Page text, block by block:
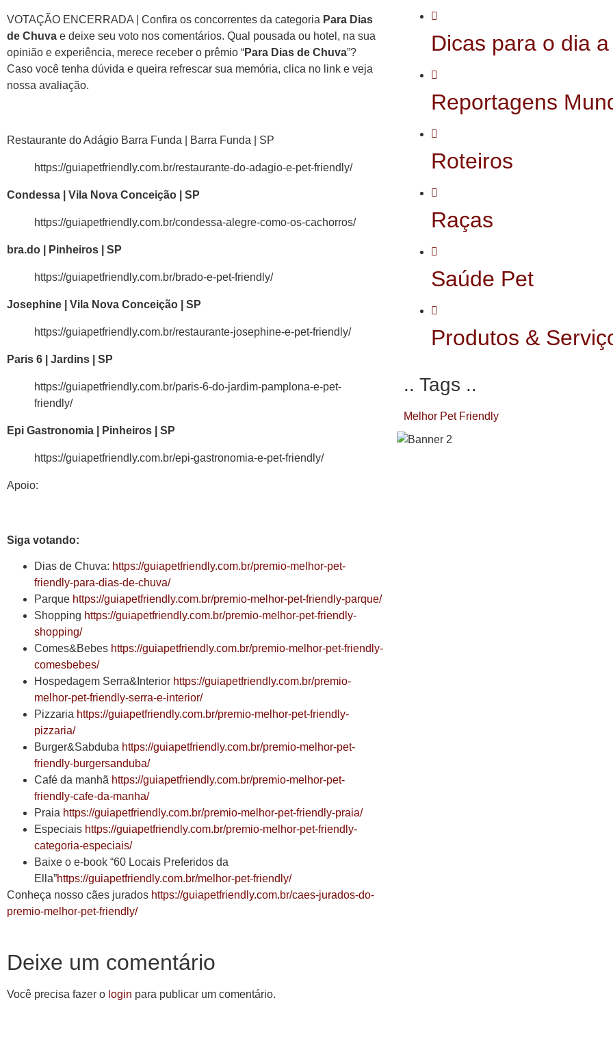
VOTAÇÃO ENCERRADA | Confira os concorrentes da categoria Para Dias
de Chuva e deixe seu voto nos comentários. Qual pousada ou hotel, na sua
opinião e experiência, merece receber o prêmio “Para Dias de Chuva”?
Caso você tenha dúvida e queira refrescar sua memória, clica no link e veja
nossa avaliação.
Restaurante do Adágio Barra Funda | Barra Funda | SP
https://guiapetfriendly.com.br/restaurante-do-adagio-e-pet-friendly/
Condessa | Vila Nova Conceição | SP
https://guiapetfriendly.com.br/condessa-alegre-como-os-cachorros/
bra.do | Pinheiros | SP
https://guiapetfriendly.com.br/brado-e-pet-friendly/
Josephine | Vila Nova Conceição | SP
https://guiapetfriendly.com.br/restaurante-josephine-e-pet-friendly/
Paris 6 | Jardins | SP
https://guiapetfriendly.com.br/paris-6-do-jardim-pamplona-e-pet-
friendly/
Epi Gastronomia | Pinheiros | SP
https://guiapetfriendly.com.br/epi-gastronomia-e-pet-friendly/
Apoio:
Siga votando:
Dias de Chuva: https://guiapetfriendly.com.br/premio-melhor-pet-
friendly-para-dias-de-chuva/
Parque https://guiapetfriendly.com.br/premio-melhor-pet-friendly-parque/
Shopping https://guiapetfriendly.com.br/premio-melhor-pet-friendly-
shopping/
Comes&Bebes https://guiapetfriendly.com.br/premio-melhor-pet-friendly-
comesbebes/
Hospedagem Serra&Interior https://guiapetfriendly.com.br/premio-
melhor-pet-friendly-serra-e-interior/
Pizzaria https://guiapetfriendly.com.br/premio-melhor-pet-friendly-
pizzaria/
Burger&Sabduba https://guiapetfriendly.com.br/premio-melhor-pet-
friendly-burgersanduba/
Café da manhã https://guiapetfriendly.com.br/premio-melhor-pet-
friendly-cafe-da-manha/
Praia https://guiapetfriendly.com.br/premio-melhor-pet-friendly-praia/
Especiais https://guiapetfriendly.com.br/premio-melhor-pet-friendly-
categoria-especiais/
Baixe o e-book “60 Locais Preferidos da
Ella”https://guiapetfriendly.com.br/melhor-pet-friendly/
Conheça nosso cães jurados https://guiapetfriendly.com.br/caes-jurados-do-
premio-melhor-pet-friendly/
Deixe um comentário
Você precisa fazer o login para publicar um comentário.
Dicas para o dia
Reportagens
Roteiros
Raças
Saúde Pet
Produtos &
.. Tags ..
Melhor Pet Friendly